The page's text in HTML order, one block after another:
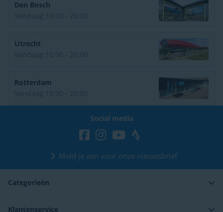
Den Bosch
Utrecht
Rotterdam
Social media
Meld je aan voor onze nieuwsbrief
Categorieën
Klantenservice